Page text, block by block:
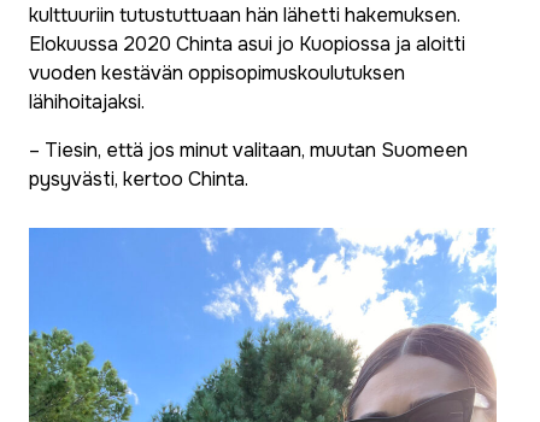
kulttuuriin tutustuttuaan hän lähetti hakemuksen.
Elokuussa 2020 Chinta asui jo Kuopiossa ja aloitti
vuoden kestävän oppisopimuskoulutuksen
lähihoitajaksi.
– Tiesin, että jos minut valitaan, muutan Suomeen
pysyvästi, kertoo Chinta.